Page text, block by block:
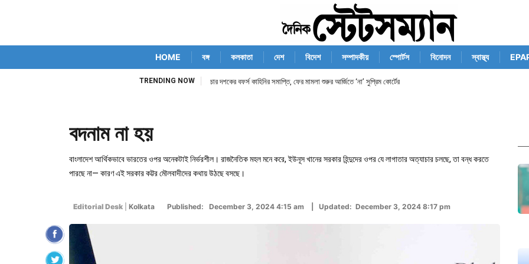
HOME বঙ্গ কলকাতা দেশ বিদেশ সম্পাদকীয় স্পোর্টস বিনোদন স্বাস্থ্য
TRENDING NOW চার দশকের বফর্স কাহিনির সমাপ্তি, ফের মামলা শুরুর আর্জিতে ‘না’ সুপ্রিম কোর্টের
বদনাম না হয়
বাংলাদেশ আর্থিকভাবে ভারতের ওপর অনেকটাই নির্ভরশীল। রাজনৈতিক মহল মনে করে, ইউনূস খানের সরকার হিন্দুদের ওপর যে লাগাতার অত্যাচার চলছে, তা বন্ধ করতে
পারছে না— কারণ এই সরকার কট্টর মৌলবাদীদের কথায় উঠছে বসছে।
Editorial Desk Kolkata Published: December 3, 2024 4:15 am | Updated: December 3, 2024 8:17 pm